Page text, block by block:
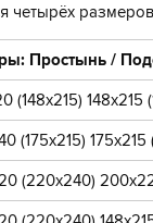
четырёх
Простынь /
(148х215)
(175х215)
(220х240)